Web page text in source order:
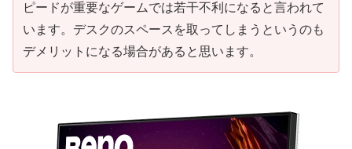
ピードが重要なゲームでは若干不利になると言われて
います。デスクのスペースを取ってしまうというのも
デメリットになる場合があると思います。